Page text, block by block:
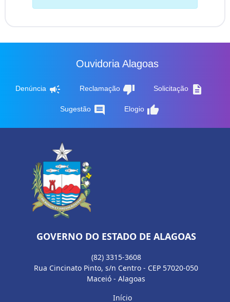
Ouvidoria Alagoas
Denúncia campaign Reclamação thumb_down Solicitação description
Sugestão comment Elogio thumb_up
GOVERNO DO ESTADO DE ALAGOAS
(82) 3315-3608
Rua Cincinato Pinto, s/n Centro - CEP 57020-050
Maceió - Alagoas
Início